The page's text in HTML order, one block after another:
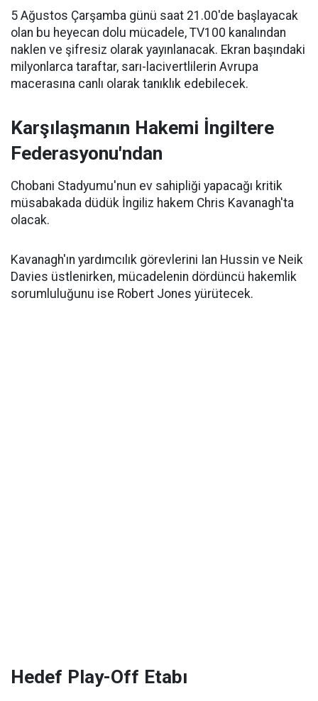
5 Ağustos Çarşamba günü saat 21.00'de başlayacak
olan bu heyecan dolu mücadele, TV100 kanalından
naklen ve şifresiz olarak yayınlanacak. Ekran başındaki
milyonlarca taraftar, sarı-lacivertlilerin Avrupa
macerasına canlı olarak tanıklık edebilecek.
Karşılaşmanın Hakemi İngiltere
Federasyonu'ndan
Chobani Stadyumu'nun ev sahipliği yapacağı kritik
müsabakada düdük İngiliz hakem Chris Kavanagh'ta
olacak.
Kavanagh'ın yardımcılık görevlerini Ian Hussin ve Neik
Davies üstlenirken, mücadelenin dördüncü hakemlik
sorumluluğunu ise Robert Jones yürütecek.
Hedef Play-Off Etabı